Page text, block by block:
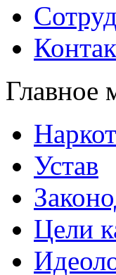
Главное
Устав
Цели